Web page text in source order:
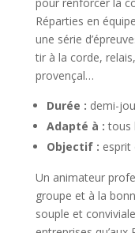
Réparties en
une série
tir à la corde,
provençal…
Durée : demi-
Adapté à : tous
Objectif : esprit
Un animateur
groupe et à la
souple et